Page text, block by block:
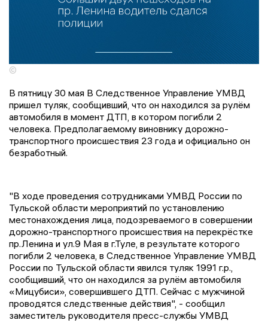
©
В пятницу 30 мая В Следственное Управление УМВД
пришел туляк, сообщивший, что он находился за рулём
автомобиля в момент ДТП, в котором погибли 2
человека. Предполагаемому виновнику дорожно-
транспортного происшествия 23 года и официально он
безработный.
"В ходе проведения сотрудниками УМВД России по
Тульской области мероприятий по установлению
местонахождения лица, подозреваемого в совершении
дорожно-транспортного происшествия на перекрёстке
пр.Ленина и ул.9 Мая в г.Туле, в результате которого
погибли 2 человека, в Следственное Управление УМВД
России по Тульской области явился туляк 1991 г.р.,
сообщивший, что он находился за рулём автомобиля
«Мицубиси», совершившего ДТП. Сейчас с мужчиной
проводятся следственные действия", - сообщил
заместитель руководителя пресс-службы УМВД